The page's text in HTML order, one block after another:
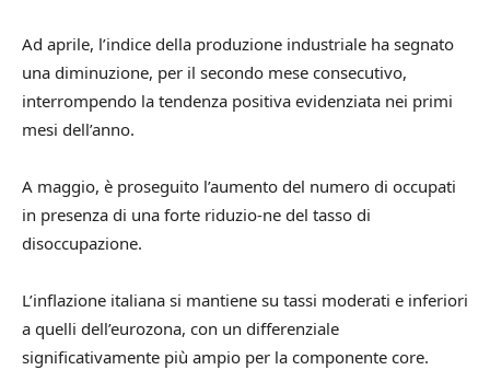
Ad aprile, l’indice della produzione industriale ha segnato
una diminuzione, per il secondo mese consecutivo,
interrompendo la tendenza positiva evidenziata nei primi
mesi dell’anno.
A maggio, è proseguito l’aumento del numero di occupati
in presenza di una forte riduzio-ne del tasso di
disoccupazione.
L’inflazione italiana si mantiene su tassi moderati e inferiori
a quelli dell’eurozona, con un differenziale
significativamente più ampio per la componente core.